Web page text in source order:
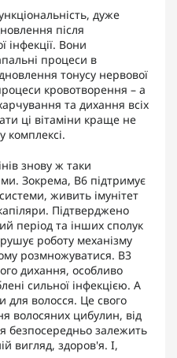
дуже
після
інфекції. Вони
процеси в
тонусу нервової
кровотворення – а
та дихання всіх
ці вітаміни краще не
комплексі.
знову ж таки
Зокрема, В6 підтримує
живить імунітет
Підтверджено
період та інших сполук
роботу механізму
розмножуватися. В3
дихання, особливо
сильної інфекцією. А
для волосся. Це свого
волосяних цибулин, від
безпосередньо залежить
вигляд, здоров'я. І,